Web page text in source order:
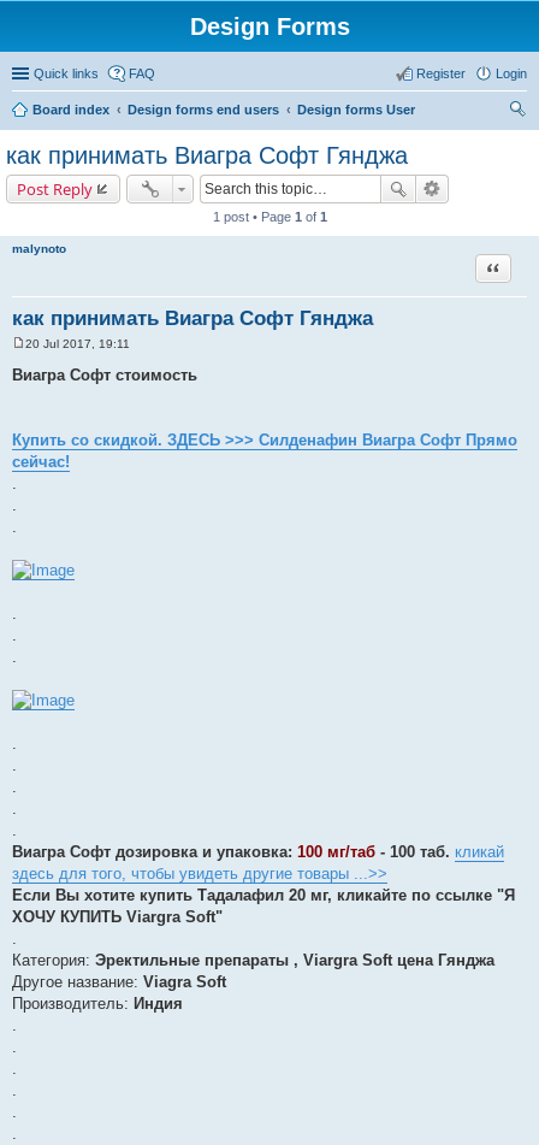
Design Forms
Quick links FAQ Login
Register
Board index Design forms end users
Design forms User
как принимать Виагра Софт Гянджа
Post Reply
1 post • Page 1 of 1
malynoto
как принимать Виагра Софт Гянджа
Quote
s
20 Jul 2017, 19:11
Виагра Софт стоимость
Купить со скидкой. ЗДЕСЬ >>> Силденафин Виагра Софт Прямо
сейчас!
.
.
.
.
.
.
.
.
.
.
.
Виагра Софт дозировка и упаковка: 100 мг/таб - 100 таб. кликай
здесь для того, чтобы увидеть другие товары ...>>
Если Вы хотите купить Тадалафил 20 мг, кликайте по ссылке "Я
ХОЧУ КУПИТЬ Viargra Soft"
.
Категория: Эректильные препараты , Viargra Soft цена Гянджа
Другое название: Viagra Soft
Производитель: Индия
.
.
.
.
.
.